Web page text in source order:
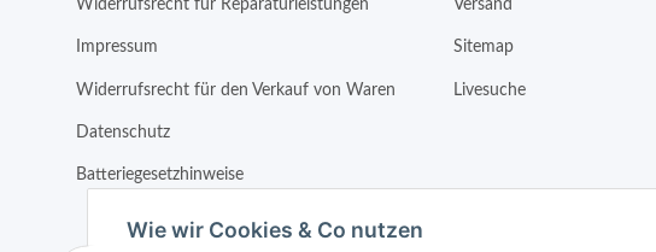
Widerrufsrecht für Reparaturleistungen
Impressum
Widerrufsrecht für den Verkauf von Waren
Datenschutz
Batteriegesetzhinweise
Versand
Sitemap
Livesuche
Wie wir Cookies & Co nutzen